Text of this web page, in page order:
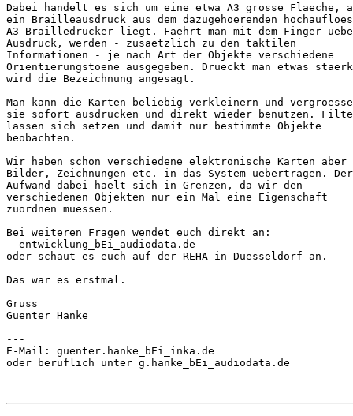
Dabei handelt es sich um eine etwa A3 grosse Flaeche,
ein Brailleausdruck aus dem dazugehoerenden
A3-Brailledrucker liegt. Faehrt man mit dem Finger
Ausdruck, werden - zusaetzlich zu den taktilen
Informationen - je nach Art der Objekte verschiedene
Orientierungstoene ausgegeben. Drueckt man etwas
wird die Bezeichnung angesagt.
Man kann die Karten beliebig verkleinern und
sie sofort ausdrucken und direkt wieder benutzen.
lassen sich setzen und damit nur bestimmte Objekte
beobachten.
Wir haben schon verschiedene elektronische Karten aber
Bilder, Zeichnungen etc. in das System uebertragen. Der
Aufwand dabei haelt sich in Grenzen, da wir den
verschiedenen Objekten nur ein Mal eine Eigenschaft
zuordnen muessen.
Bei weiteren Fragen wendet euch direkt an:
  entwicklung_bEi_audiodata.de
oder schaut es euch auf der REHA in Duesseldorf an.
Das war es erstmal.
Gruss
Guenter Hanke
---
E-Mail: guenter.hanke_bEi_inka.de
oder beruflich unter g.hanke_bEi_audiodata.de